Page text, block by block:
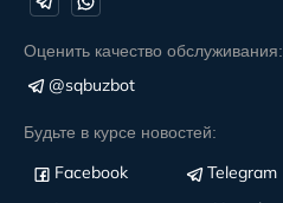
Оценить качество обслуживания:
@sqbuzbot
Будьте в курсе новостей:
Facebook
Telegram